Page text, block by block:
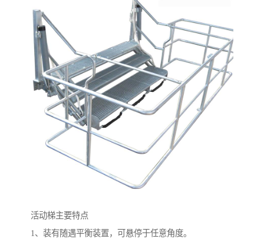
活动梯主要特点
1、装有随遇平衡装置，可悬停于任意角度。